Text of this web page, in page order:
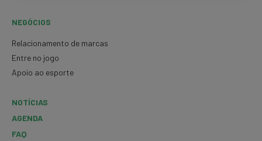
NEGÓCIOS
Relacionamento de marcas
Entre no jogo
Apoio ao esporte
NOTÍCIAS
AGENDA
FAQ